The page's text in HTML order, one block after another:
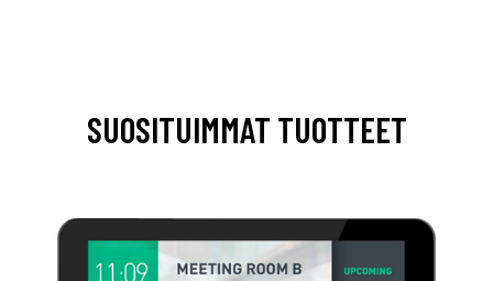
SUOSITUIMMAT TUOTTEET